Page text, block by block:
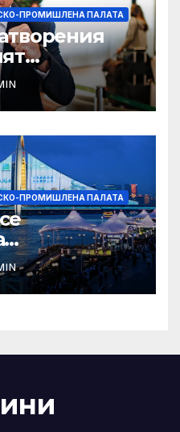
ПРОМИШЛЕНА ПАЛАТА
Флавио
на
ПРОМИШЛЕНА ПАЛАТА
растеж на
сектор